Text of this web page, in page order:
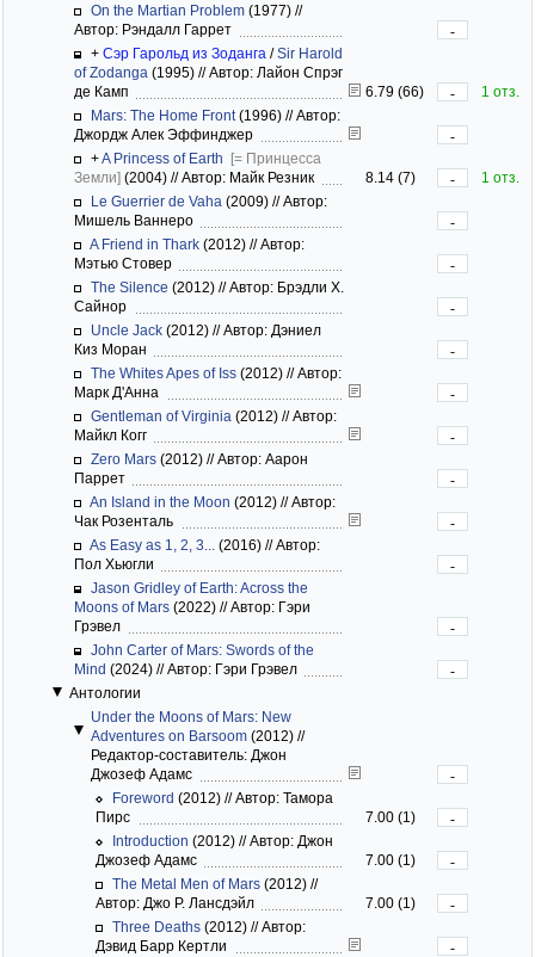
On the Martian Problem (1977) //
Автор: Рэндалл Гаррет
-
+ Сэр Гарольд из Зоданга /Sir Harold
of Zodanga (1995) //Автор: Лайон Спрэг
де Камп
6.79 (66) -
1 отз.
Mars: The Home Front(1996) //Автор:
Джордж Алек Эффинджер
-
+A Princess of Earth [= Принцесса
Земли] (2004) //Автор: Майк Резник 8.14 (7) -
1 отз.
Le Guerrier de Vaha (2009) //Автор:
Мишель Ваннеро
-
A Friend in Thark (2012) //Автор:
Мэтью Стовер
-
The Silence (2012) //Автор: Брэдли Х.
Сайнор
-
Uncle Jack (2012) //Автор: Дэниел
Киз Моран
-
The Whites Apes of Iss (2012) //Автор:
Марк Д'Анна
-
Gentleman of Virginia (2012) //Автор:
Майкл Когг
-
Zero Mars (2012) //Автор: Аарон
Паррет
-
An Island in the Moon (2012) //Автор:
Чак Розенталь
-
As Easy as 1, 2, 3...
(2016) //Автор:
Пол Хьюгли
-
Jason Gridley of Earth: Across the
Moons of Mars (2022) //Автор: Гэри
Грэвел
-
John Carter of Mars: Swords of the
Mind (2024) //Автор: Гэри Грэвел
-
Антологии
Under the Moons of Mars: New
Adventures on Barsoom (2012) //
Редактор-составитель: Джон
Джозеф Адамс
-
Foreword (2012) //Автор: Тамора
Пирс
7.00 (1)
-
Introduction (2012) //Автор: Джон
Джозеф Адамс
7.00 (1)
-
The Metal Men of Mars (2012) //
Автор: Джо Р. Лансдэйл
7.00 (1)
-
Three Deaths (2012) //Автор:
Дэвид Барр Кертли
-